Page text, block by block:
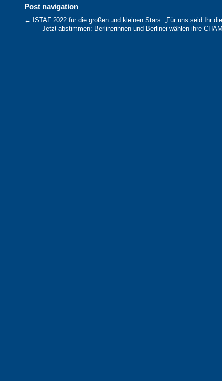
Wir beglückwünschen die Siegerschulen, aber natürlich auch alle
teilnehmenden Schulen für die diesjährige Leistung.
Schöne Sommerferien und bis zum nächsten Jahr!
Post navigation
←
ISTAF 2022 für die großen und kleinen Stars: „Für uns seid Ihr
Jetzt abstimmen: Berlinerinnen und Berliner wählen ihre